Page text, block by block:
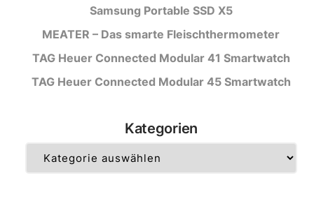
Samsung Portable SSD X5
MEATER – Das smarte Fleischthermometer
TAG Heuer Connected Modular 41 Smartwatch
TAG Heuer Connected Modular 45 Smartwatch
Kategorien